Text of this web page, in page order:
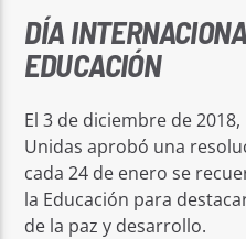
DÍA
EDUCACIÓN
El 3 de diciembre de
Unidas aprobó una
cada 24 de enero se
la Educación para
de la paz y desarrollo.